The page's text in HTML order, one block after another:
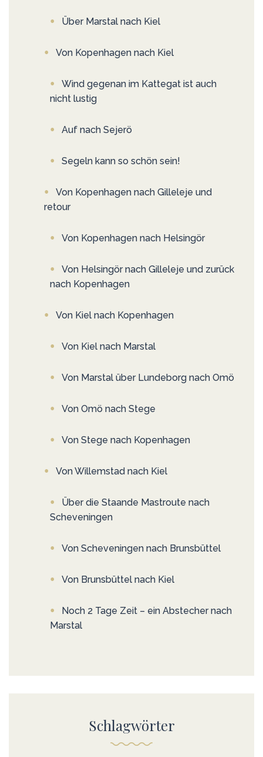
Über Marstal nach Kiel
Von Kopenhagen nach Kiel
Wind gegenan im Kattegat ist auch
nicht lustig
Auf nach Sejerö
Segeln kann so schön sein!
Von Kopenhagen nach Gilleleje und
retour
Von Kopenhagen nach Helsingör
Von Helsingör nach Gilleleje und zurück
nach Kopenhagen
Von Kiel nach Kopenhagen
Von Kiel nach Marstal
Von Marstal über Lundeborg nach Omö
Von Omö nach Stege
Von Stege nach Kopenhagen
Von Willemstad nach Kiel
Über die Staande Mastroute nach
Scheveningen
Von Scheveningen nach Brunsbüttel
Von Brunsbüttel nach Kiel
Noch 2 Tage Zeit – ein Abstecher nach
Marstal
Schlagwörter